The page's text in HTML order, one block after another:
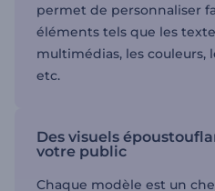
permet de personnaliser
éléments tels que les
multimédias, les couleurs,
etc.
Des visuels
votre public
Chaque modèle est un